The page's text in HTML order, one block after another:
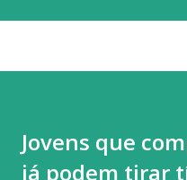
dizimou centenas de
da negligência e do
Jovens que
já podem tirar